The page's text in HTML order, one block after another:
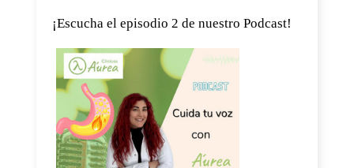
¡Escucha el episodio 2 de nuestro Podcast!